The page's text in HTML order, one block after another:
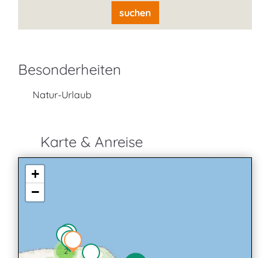
suchen
Besonderheiten
Natur-Urlaub
Karte & Anreise
2
+
−